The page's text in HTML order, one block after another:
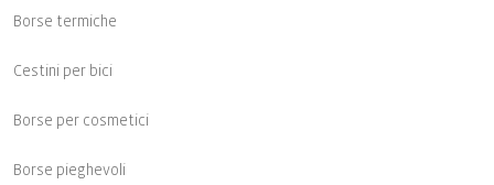
Borse termiche
Cestini per bici
Borse per cosmetici
Borse pieghevoli